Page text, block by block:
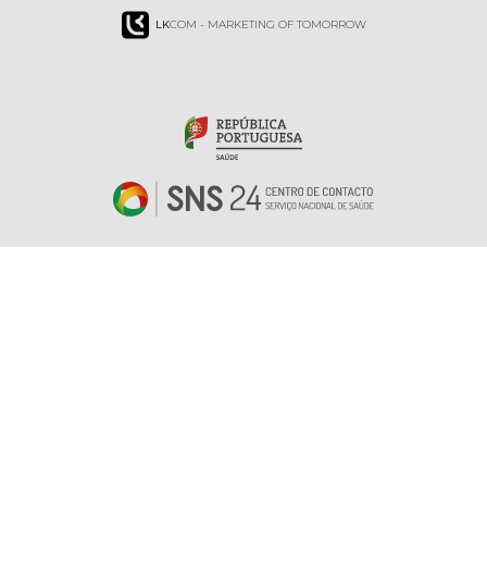
LKCOM - MARKETING OF TOMORROW